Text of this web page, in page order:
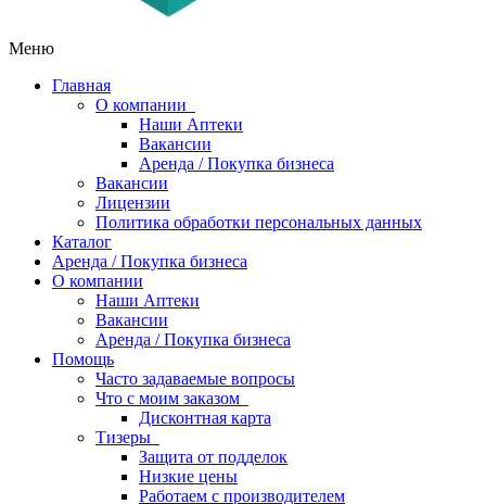
Меню
Главная
О компании
Наши Аптеки
Вакансии
Аренда / Покупка бизнеса
Вакансии
Лицензии
Политика обработки персональных данных
Каталог
Аренда / Покупка бизнеса
О компании
Наши Аптеки
Вакансии
Аренда / Покупка бизнеса
Помощь
Часто задаваемые вопросы
Что с моим заказом
Дисконтная карта
Тизеры
Защита от подделок
Низкие цены
Работаем с производителем